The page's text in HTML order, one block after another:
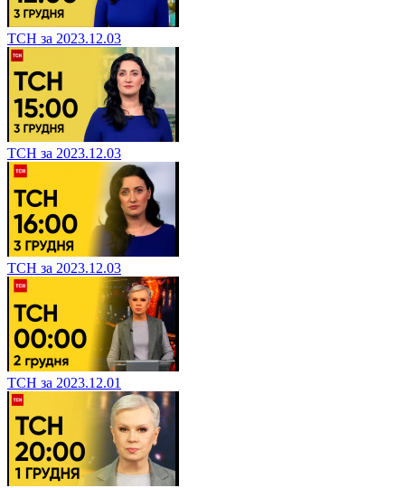
ТСН за 2023.12.03
ТСН за 2023.12.03
ТСН за 2023.12.03
ТСН за 2023.12.01